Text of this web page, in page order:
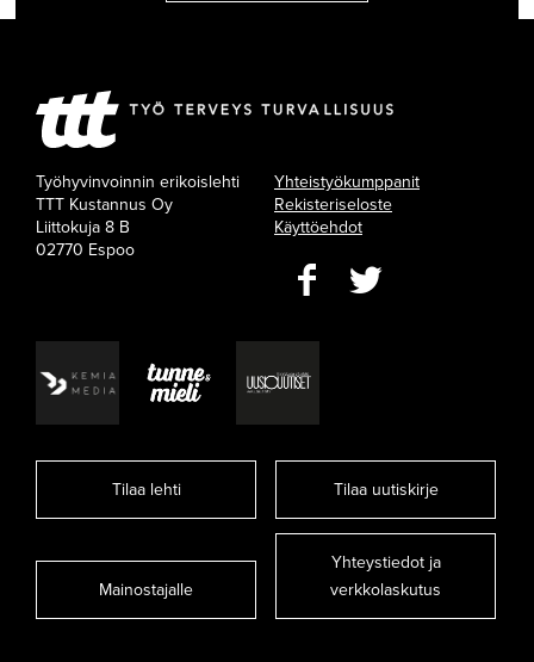
Työhyvinvoinnin erikoislehti
TTT Kustannus Oy
Liittokuja 8 B
02770 Espoo
Yhteistyökumppanit
Rekisteriseloste
Käyttöehdot
Tilaa lehti Tilaa uutiskirje
Mainostajalle
Yhteystiedot ja
verkkolaskutus